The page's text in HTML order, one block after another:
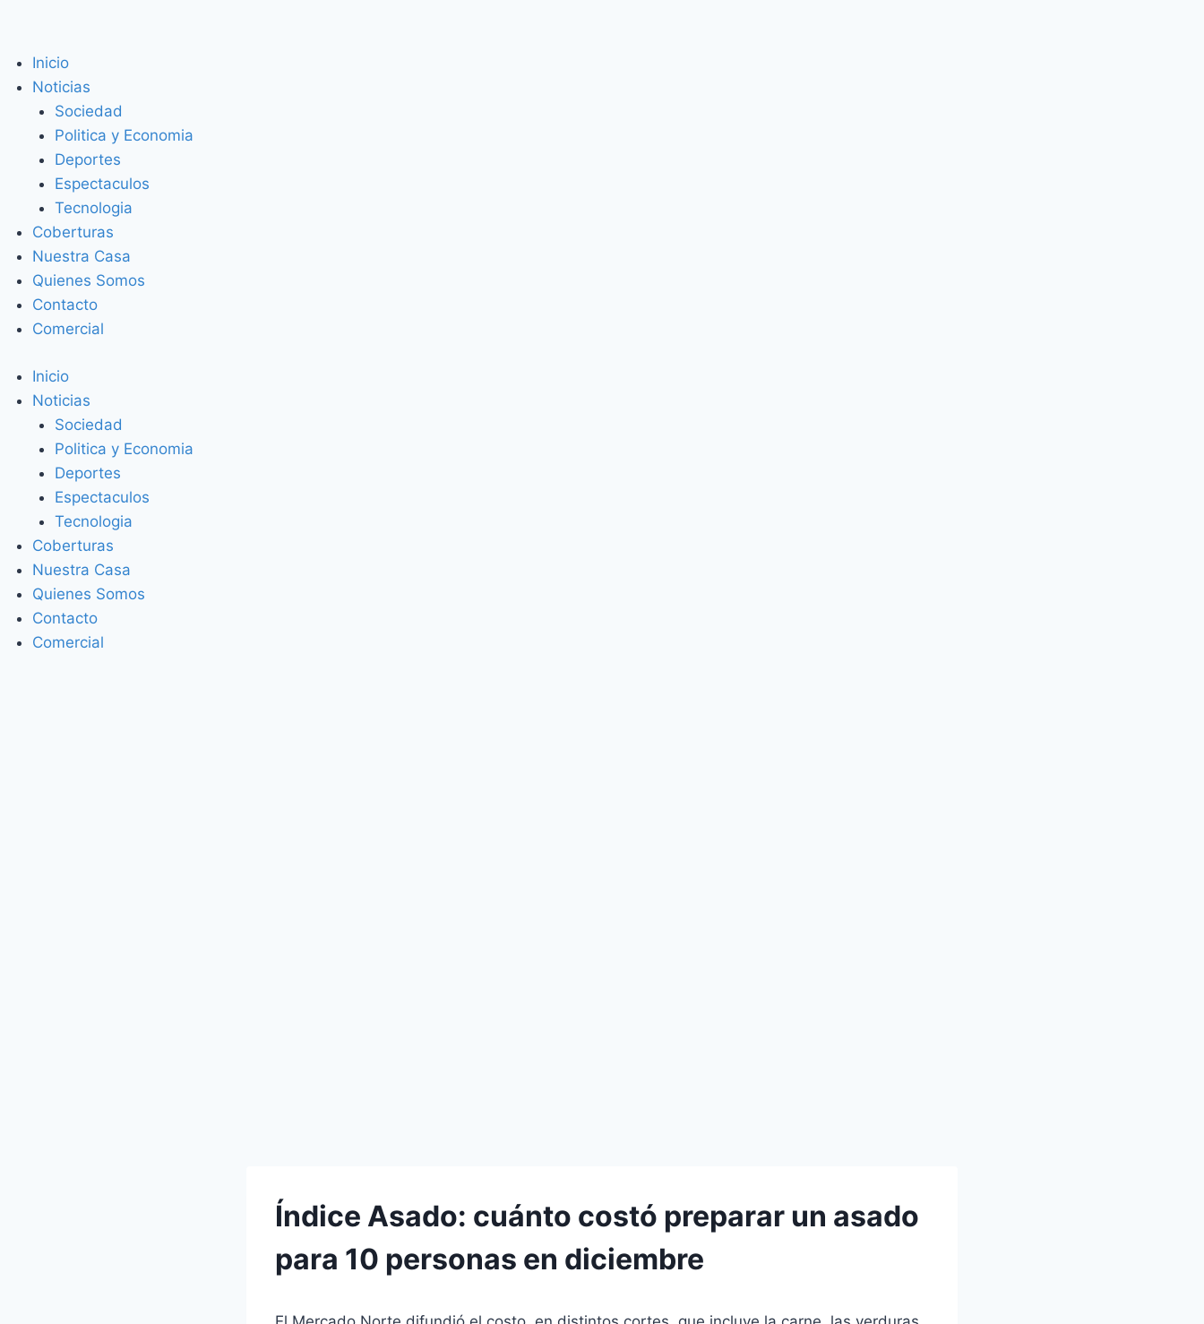
Inicio
Noticias
Sociedad
Politica y Economia
Deportes
Espectaculos
Tecnologia
Coberturas
Nuestra Casa
Quienes Somos
Contacto
Comercial
Inicio
Noticias
Sociedad
Politica y Economia
Deportes
Espectaculos
Tecnologia
Coberturas
Nuestra Casa
Quienes Somos
Contacto
Comercial
Índice Asado: cuánto costó preparar un asado
para 10 personas en diciembre